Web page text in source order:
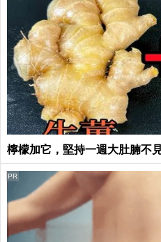
檸檬加它，堅持一週大肚腩不
PR